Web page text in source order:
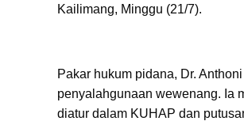
Kailimang, Minggu (21/7).
Pakar hukum pidana, Dr.
penyalahgunaan wewenang. Ia
diatur dalam KUHAP dan